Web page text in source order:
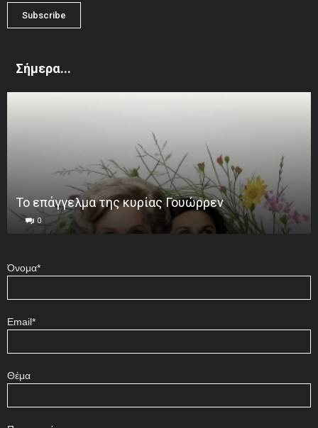
Σήμερα...
Το επάγγελμα της κυρίας Γουώρρεν
0
Όνομα*
Email*
Θέμα